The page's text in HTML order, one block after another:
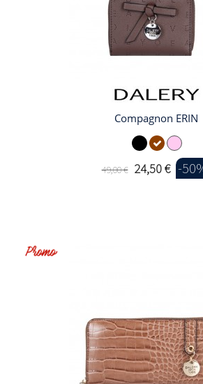
Compagnon ERIN
49,00 € 24,50 € -